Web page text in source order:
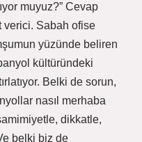
muyuz?” Cevap
verici. Sabah ofise
yüzünde beliren
kültüründeki
Belki de sorun,
nasıl merhaba
dikkatle,
belki biz de